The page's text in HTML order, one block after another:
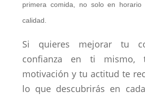
primera comida, no solo en horario
calidad.
Si quieres mejorar tu
confianza en ti mismo,
motivación y tu actitud te
lo que descubrirás en